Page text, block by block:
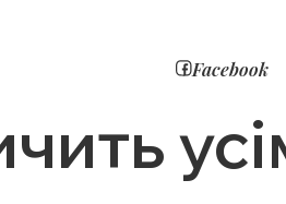
Facebook